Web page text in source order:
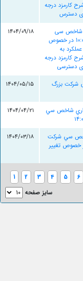
کارمزد درجه
دسترس
شاخص سی
شرکت بزرگ فیروزه مورخ 30-09-۱۴۰۴ ساعت 10:۰۰ در خصوص
به
کارمزد درجه
دسترسی
۱۴۰۴/۰۹/۱۸
شرکت بزرگ
۱۴۰۴/۰۵/۱۵
شاخص سي
۱۴۰۴/۰۴/۲۱
سي شرکت
مورخ 18-03-1404 ساعت 15:۰۰ در خصوص تغییر
۱۴۰۴/۰۳/۱۸
1 2 3 4 5 6
سایز صفحه